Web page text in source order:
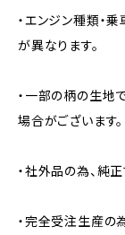
・エンジン種類・
が異なります。
・一部の柄の生地
場合がございます。
・社外品の為、純
・完全受注生産の